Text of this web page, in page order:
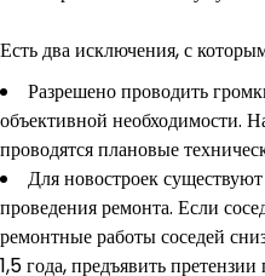
Есть два исключения, с
Разрешено проводить
объективной необходимости.
проводятся плановые
Для новостроек
проведения ремонта. Если
ремонтные работы соседей
1,5 года, предъявить